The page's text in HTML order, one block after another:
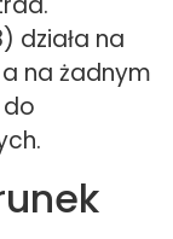
działa na
na żadnym